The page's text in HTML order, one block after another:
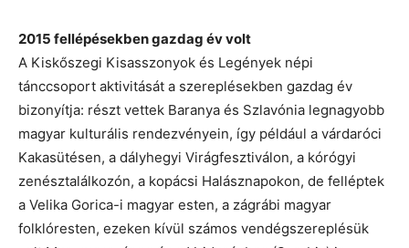
2015 fellépésekben gazdag év volt
A Kiskőszegi Kisasszonyok és Legények népi
tánccsoport aktivitását a szereplésekben gazdag év
bizonyítja: részt vettek Baranya és Szlavónia legnagyobb
magyar kulturális rendezvényein, így például a várdaróci
Kakasütésen, a dályhegyi Virágfesztiválon, a kórógyi
zenésztalálkozón, a kopácsi Halásznapokon, de felléptek
a Velika Gorica-i magyar esten, a zágrábi magyar
folklóresten, ezeken kívül számos vendégszereplésük